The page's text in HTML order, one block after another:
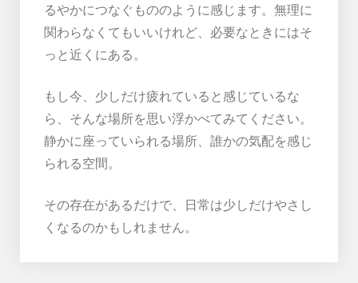
るやかにつなぐもののように感じます。無理に
関わらなくてもいいけれど、必要なときにはそ
っと近くにある。
もし今、少しだけ疲れていると感じているな
ら、そんな場所を思い浮かべてみてください。
静かに座っていられる場所、誰かの気配を感じ
られる空間。
その存在があるだけで、日常は少しだけやさし
くなるのかもしれません。